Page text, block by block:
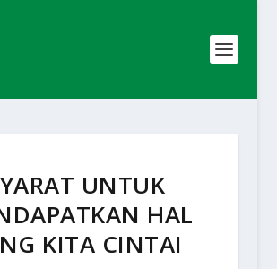
UNTUK
HAL
KITA CINTAI